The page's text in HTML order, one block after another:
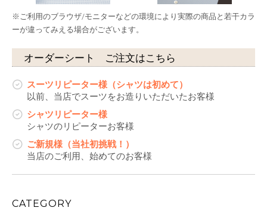
※ご利用のブラウザ/モニターなどの環境により実際の商品と若干カラ
ーが違ってみえる場合がございます。
オーダーシート ご注文はこちら
スーツリピーター様（シャツは初めて）
以前、当店でスーツをお造りいただいたお客様
シャツリピーター様
シャツのリピーターお客様
ご新規様（当社初挑戦！）
当店のご利用、始めてのお客様
CATEGORY